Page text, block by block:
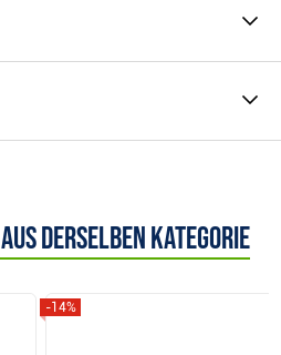
derselben Kategorie
-14%